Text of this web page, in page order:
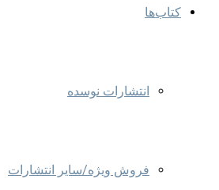
کتاب‌ها
انتشارات نوسده
فروش ویژه/سایر انتشارات